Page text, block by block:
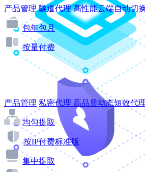
产品管理 隧道代理 高性能云端自动切
包年包月
按量付费
产品管理 私密代理 高品质动态短效代
均匀提取
按IP付费标准版
集中提取